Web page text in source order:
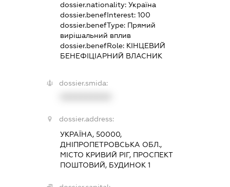
dossier.nationality:Україна
dossier.benefInterest:100
dossier.benefType: Прямий
вирішальний вплив
dossier.benefRole: КІНЦЕВИЙ
БЕНЕФІЦІАРНИЙ ВЛАСНИК
dossier.smida:
dossier.address:
УКРАЇНА, 50000,
ДНІПРОПЕТРОВСЬКА ОБЛ.,
МІСТО КРИВИЙ РІГ, ПРОСПЕКТ
ПОШТОВИЙ, БУДИНОК 1